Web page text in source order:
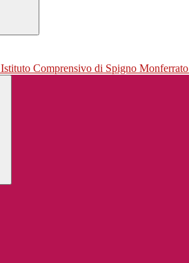
Istituto Comprensivo di Spigno Monferrato